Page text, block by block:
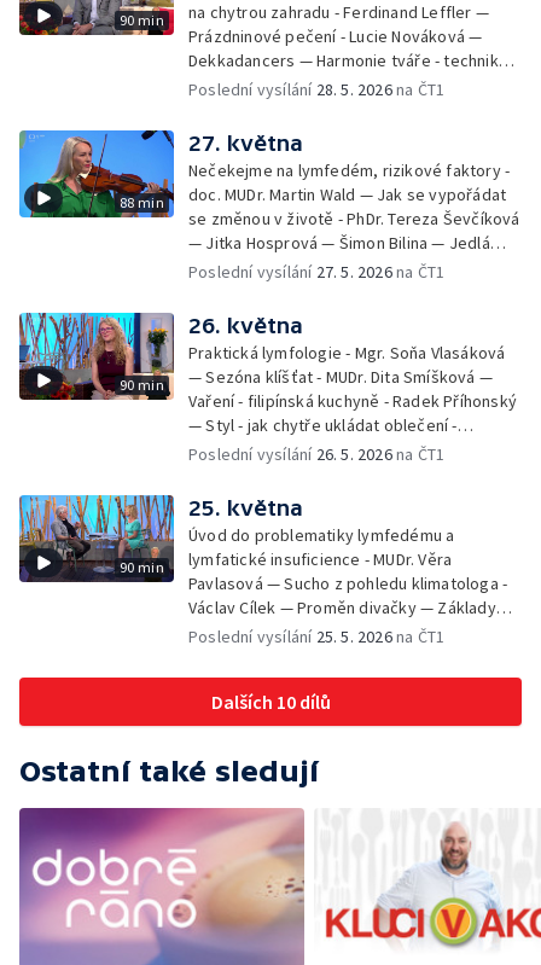
90 min
na chytrou zahradu - Ferdinand Leffler —
Prázdninové pečení - Lucie Nováková —
Dekkadancers — Harmonie tváře - techniky
přírodního omlazení - Martina Kavecká —
Petr Bednařík — Počasí s Michalem Žákem
Poslední vysílání 28. 5. 2026na ČT1
88 min
27. května
Nečekejme na lymfedém, rizikové faktory -
doc. MUDr. Martin Wald — Jak se vypořádat
se změnou v životě - PhDr. Tereza Ševčíková
— Jitka Hosprová — Šimon Bilina — Jedlá
zahrada - Petra Matějková — Kulturní tipy
Poslední vysílání 27. 5. 2026na ČT1
90 min
26. května
Praktická lymfologie - Mgr. Soňa Vlasáková
— Sezóna klíšťat - MUDr. Dita Smíšková —
Vaření - filipínská kuchyně - Radek Příhonský
— Styl - jak chytře ukládat oblečení -
Veronika Slaninová — Běháme s dětmi - jak
Schneiderová — Colours of Ostrava - Filip
Košťálek a Jan Vojtko — Tajemství křišťálové
planety - Jan Maxián, Petr Horák a Adélka
Hesová — Český svaz ochránců přírody - Eva
Šrailová
Poslední vysílání 26. 5. 2026na ČT1
90 min
25. května
Úvod do problematiky lymfedému a
lymfatické insuficience - MUDr. Věra
Pavlasová — Sucho z pohledu klimatologa -
Václav Cílek — Proměn divačky — Základy
bezpečnosti dětí na inline bruslích - Petr
Zooterapie - praktické využití - Linda
Tinková — Pražské jaro - Klára Boudalová,
Marko Ivanović
Poslední vysílání 25. 5. 2026na ČT1
Dalších 10 dílů
Ostatní také sledují